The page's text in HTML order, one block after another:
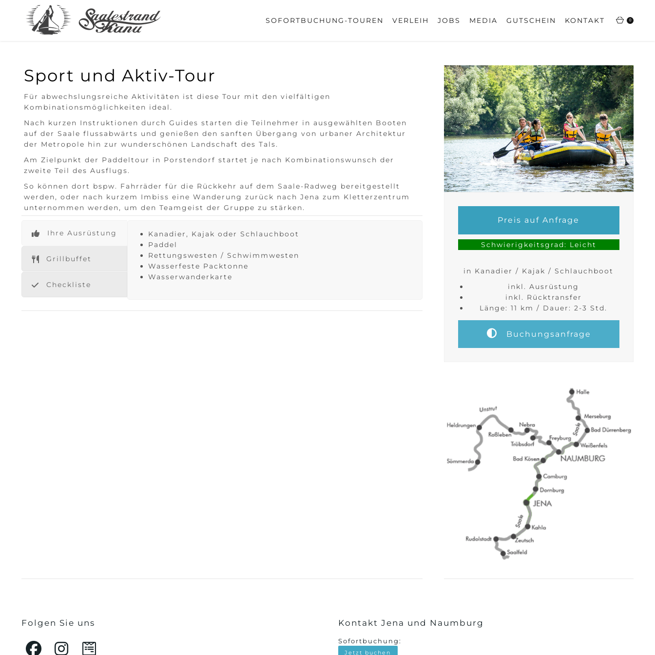
SOFORTBUCHUNG-TOUREN VERLEIH JOBS MEDIA GUTSCHEIN KONTAKT 0
Sport und Aktiv-Tour
Für abwechslungsreiche Aktivitäten ist diese Tour mit den vielfältigen
Kombinationsmöglichkeiten ideal.
Nach kurzen Instruktionen durch Guides starten die Teilnehmer in ausgewählten Booten
auf der Saale flussabwärts und genießen den sanften Übergang von urbaner Architektur
der Metropole hin zur wunderschönen Landschaft des Tals.
Am Zielpunkt der Paddeltour in Porstendorf startet je nach Kombinationswunsch der
zweite Teil des Ausflugs.
So können dort bspw. Fahrräder für die Rückkehr auf dem Saale-Radweg bereitgestellt
werden, oder nach kurzem Imbiss eine Wanderung zurück nach Jena zum Kletterzentrum
unternommen werden, um den Teamgeist der Gruppe zu stärken.
Ihre Ausrüstung
Grillbuffet
Checkliste
Kanadier, Kajak oder Schlauchboot
Paddel
Rettungswesten / Schwimmwesten
Wasserfeste Packtonne
Wasserwanderkarte
Preis auf Anfrage
Schwierigkeitsgrad: Leicht
in Kanadier / Kajak / Schlauchboot
inkl. Ausrüstung
inkl. Rücktransfer
Länge: 11 km / Dauer: 2-3 Std.
Buchungsanfrage
Folgen Sie uns Kontakt Jena und Naumburg
Sofortbuchung:
Jetzt buchen